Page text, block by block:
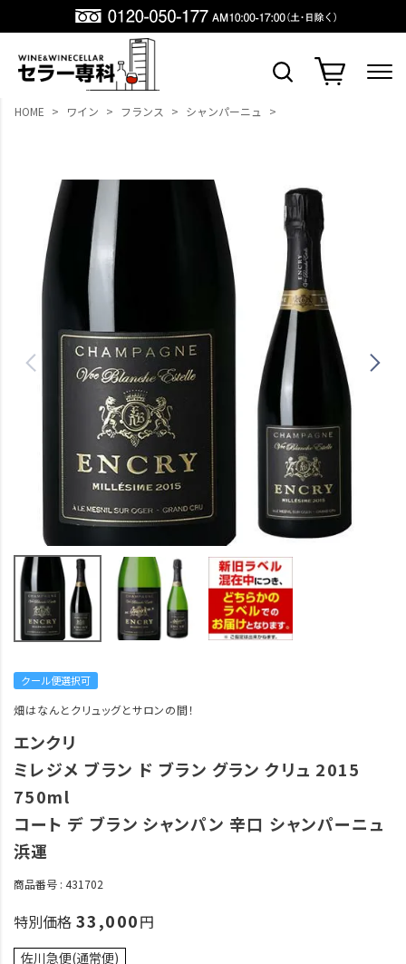
HOME ワイン フランス シャンパーニュ
クール便選択可
畑はなんとクリュッグとサロンの間！
エンクリ
ミレジメ ブラン ド ブラン グラン クリュ 2015
750ml
コート デ ブラン シャンパン 辛口 シャンパーニュ
浜運
商品番号 431702
特別価格 33,000
佐川急便(通常便)